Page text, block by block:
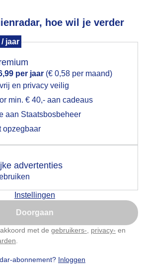
hoe wil je verder
/ jaar
per jaar (€ 0,58 per maand)
en privacy veilig
min. € 40,- aan cadeaus
aan Staatsbosbeheer
opzegbaar
advertenties
Instellingen
Doorgaan
met de gebruikers- privacy- en
abonnement? Inloggen
rondvaart/koppelpoort.
de Bruijn
bekeken
locatie gebruiken voor het
geen akkoord op hebt gegeven,
een pop-up uit je browser waarin
toon de popup
niet, misschien later
hierom dit aan te passen